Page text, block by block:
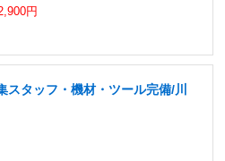
円
スタッフ・機材・ツール完備/川